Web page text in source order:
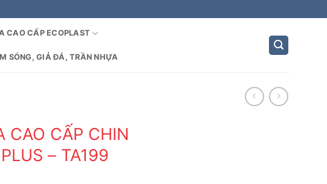
CAO CẤP ECOPLAST
SÓNG, GIẢ ĐÁ, TRẦN NHỰA
CAO CẤP CHIN
– TA199